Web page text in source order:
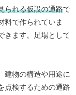
られる仮設の通路で
料で作られていま
きます。足場として
建物の構造や用途に
点検するための通路